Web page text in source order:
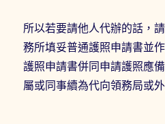
所以若要請他人代辦的話，
務所填妥普通護照申請書並
護照申請書併同申請護照應
屬或同事續為代向領務局或